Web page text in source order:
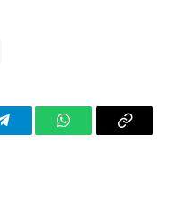
TelegramWhatsAppCopy